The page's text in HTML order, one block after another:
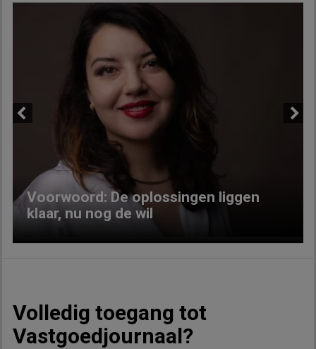
Voorwoord: De oplossingen liggen
klaar, nu nog de wil
Volledig toegang tot
Vastgoedjournaal?